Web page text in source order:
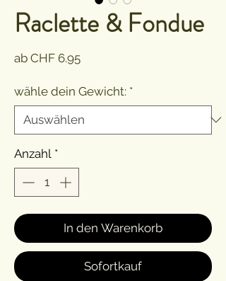
Raclette & Fondue
ab CHF 6.95Sale-
wähle dein Gewicht: *
Anzahl *
In den Warenkorb
Sofortkauf